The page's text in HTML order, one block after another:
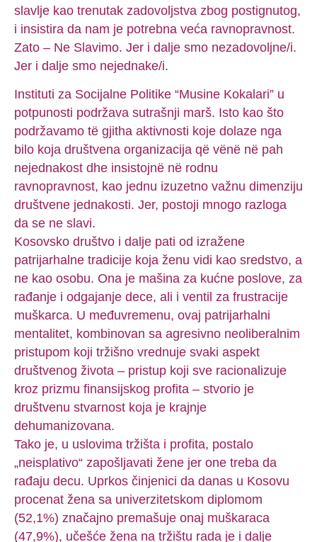
slavlje kao trenutak zadovoljstva zbog postignutog,
i insistira da nam je potrebna veća ravnopravnost.
Zato – Ne Slavimo. Jer i dalje smo nezadovoljne/i.
Jer i dalje smo nejednake/i.
Instituti za Socijalne Politike “Musine Kokalari” u
potpunosti podržava sutrašnji marš. Isto kao što
podržavamo të gjitha aktivnosti koje dolaze nga
bilo koja društvena organizacija që vënë në pah
nejednakost dhe insistojnë në rodnu
ravnopravnost, kao jednu izuzetno važnu dimenziju
društvene jednakosti. Jer, postoji mnogo razloga
da se ne slavi.
Kosovsko društvo i dalje pati od izražene
patrijarhalne tradicije koja ženu vidi kao sredstvo, a
ne kao osobu. Ona je mašina za kućne poslove, za
rađanje i odgajanje dece, ali i ventil za frustracije
muškarca. U međuvremenu, ovaj patrijarhalni
mentalitet, kombinovan sa agresivno neoliberalnim
pristupom koji tržišno vrednuje svaki aspekt
društvenog života – pristup koji sve racionalizuje
kroz prizmu finansijskog profita – stvorio je
društvenu stvarnost koja je krajnje
dehumanizovana.
Tako je, u uslovima tržišta i profita, postalo
„neisplativo“ zapošljavati žene jer one treba da
rađaju decu. Uprkos činjenici da danas u Kosovu
procenat žena sa univerzitetskom diplomom
(52,1%) značajno premašuje onaj muškaraca
(47,9%), učešće žena na tržištu rada je i dalje